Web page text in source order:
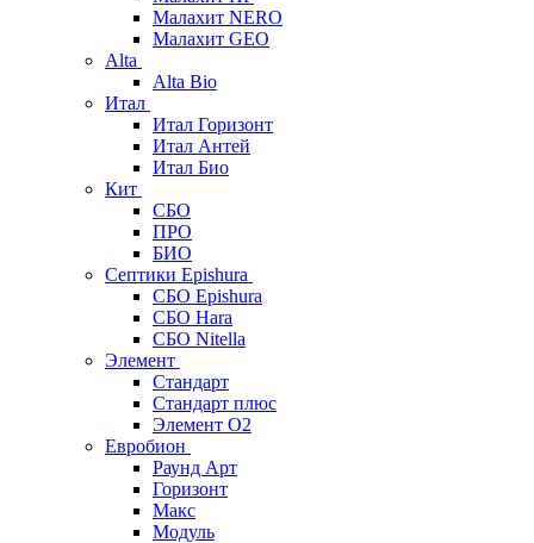
Малахит NERO
Малахит GEO
Alta
Alta Bio
Итал
Итал Горизонт
Итал Антей
Итал Био
Кит
СБО
ПРО
БИО
Септики Epishura
СБО Epishura
СБО Hara
СБО Nitella
Элемент
Стандарт
Стандарт плюс
Элемент О2
Евробион
Раунд Арт
Горизонт
Макс
Модуль